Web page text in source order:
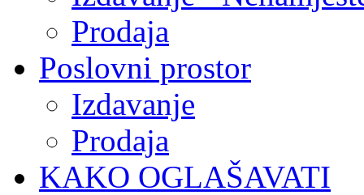
Prodaja
Poslovni prostor
Izdavanje
Prodaja
KAKO OGLAŠAVATI